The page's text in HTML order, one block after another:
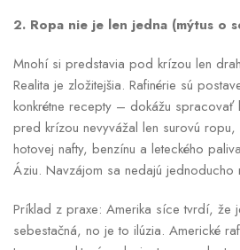
2. Ropa nie je len jedna (mýtus o
Mnohí si predstavia pod krízou len
Realita je zložitejšia. Rafinérie sú
konkrétne recepty – dokážu spracovať
pred krízou nevyvážal len surovú
hotovej nafty, benzínu a leteckého
Áziu. Navzájom sa nedajú jednoducho
Príklad z praxe: Amerika síce tvrdí, že
sebestačná, no je to ilúzia. Americké